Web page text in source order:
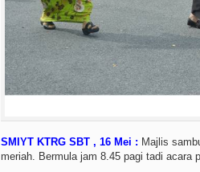
SMIYT KTRG SBT , 16 Mei : Majlis
meriah. Bermula jam 8.45 pagi tadi acara